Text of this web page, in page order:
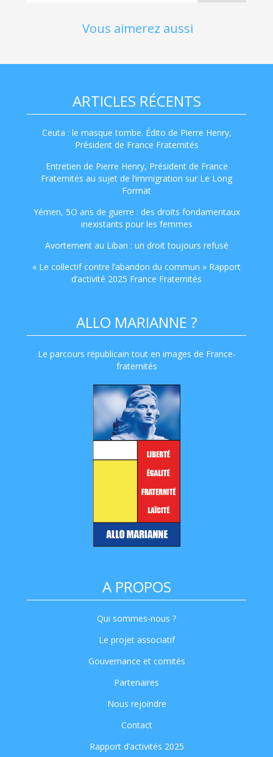
Vous aimerez aussi
ARTICLES RÉCENTS
Ceuta : le masque tombe. Édito de Pierre Henry,
Président de France Fraternités
Entretien de Pierre Henry, Président de France
Fraternités au sujet de l’immigration sur Le Long
Format
Yémen, 5O ans de guerre : des droits fondamentaux
inexistants pour les femmes
Avortement au Liban : un droit toujours refusé
« Le collectif contre l’abandon du commun » Rapport
d’activité 2025 France Fraternités
ALLO MARIANNE ?
Le parcours républicain tout en images de France-
fraternités
A PROPOS
Qui sommes-nous ?
Le projet associatif
Gouvernance et comités
Partenaires
Nous rejoindre
Contact
Rapport d’activités 2025